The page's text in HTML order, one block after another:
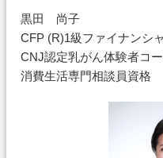
黒田 尚子
CFP (R)1級ファイナンシ
CNJ認定乳がん体験者コ
消費生活専門相談員資格